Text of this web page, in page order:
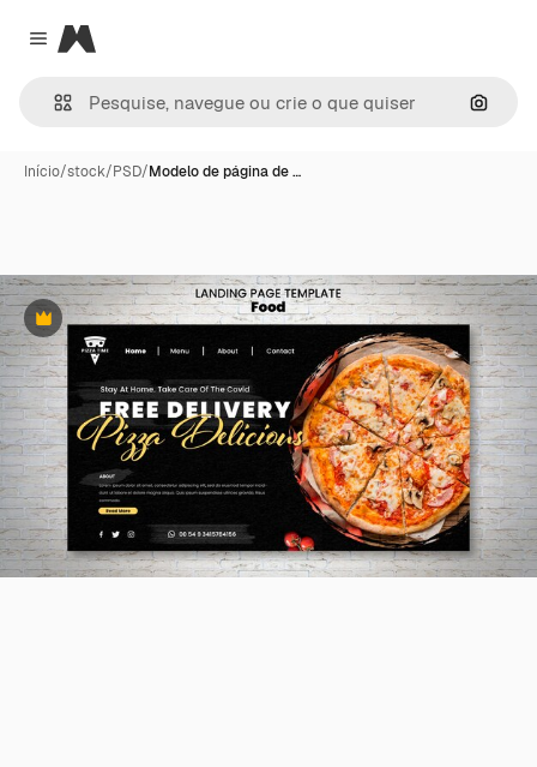
Close menu
Magnific
Início/stock/PSD/Modelo de página de …
Premium